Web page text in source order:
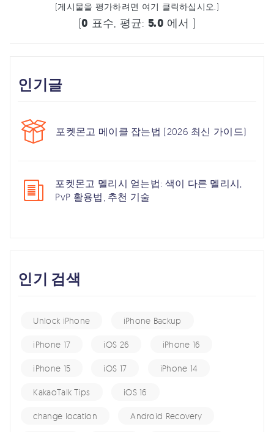
(게시물을 평가하려면 여기 클릭하십시오.)
(0 표수, 평균: 5.0 에서 )
인기글
포켓몬고 메이클 잡는법 (2026 최신 가이드)
포켓몬고 멜리시 얻는법: 색이 다른 멜리시,
PvP 활용법, 추천 기술
인기 검색
Unlock iPhone iPhone Backup
iPhone 17 iOS 26 iPhone 16
iPhone 15 iOS 17 iPhone 14
KakaoTalk Tips iOS 16
change location Android Recovery